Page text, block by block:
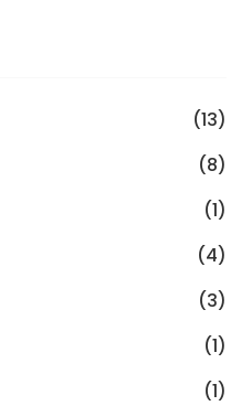
(13)
(8)
(1)
(4)
(3)
(1)
(1)